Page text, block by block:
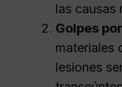
las causas
Golpes
materiales
lesiones